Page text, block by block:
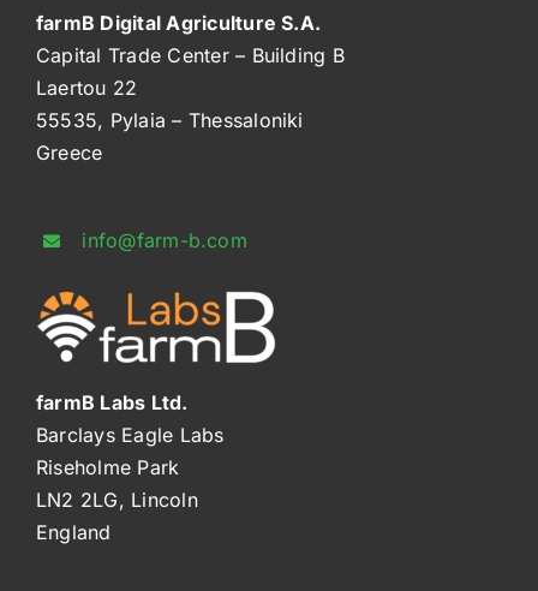
agriculture
between
China
and
the
Eastern
στη
Βουλγαρία
farmB Digital Agriculture S.A.
Capital Trade Center – Building B
Laertou 22
55535, Pylaia – Thessaloniki
Greece
info@farm-b.com
farmB Labs Ltd.
Barclays Eagle Labs
Riseholme Park
LN2 2LG, Lincoln
England